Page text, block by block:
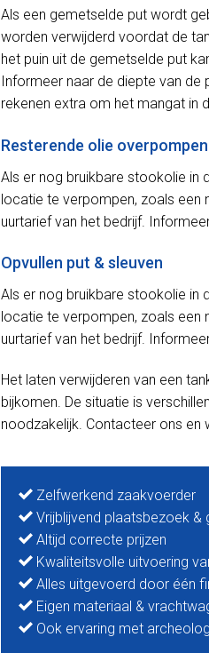
Als een gemetselde put wordt
worden verwijderd voordat de
het puin uit de gemetselde put
Informeer naar de diepte van
rekenen extra om het mangat in
Resterende olie overpompen
Als er nog bruikbare stookolie in
locatie te verpompen, zoals een
uurtarief van het bedrijf.
Opvullen put & sleuven
Als er nog bruikbare stookolie in
locatie te verpompen, zoals
uurtarief van het bedrijf.
Het laten verwijderen van een
bijkomen. De situatie is
noodzakelijk. Contacteer ons en
Zelfwerkend zaakvoerder
Vrijblijvend plaatsbezoek &
Altijd correcte prijzen
Kwaliteitsvolle uitvoering
Alles uitgevoerd door één
Eigen materiaal &
Ook ervaring met